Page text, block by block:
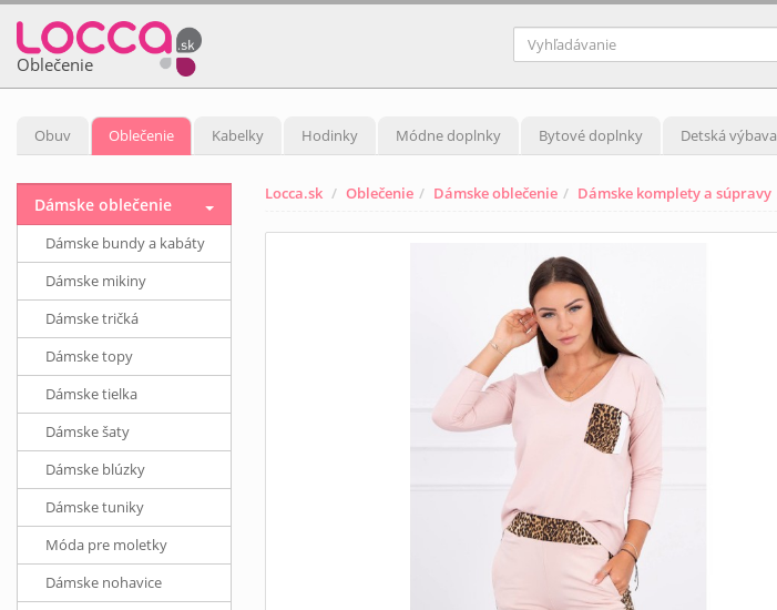
Oblečenie
Obuv Oblečenie Kabelky Hodinky Módne doplnky Bytové doplnky Detská výbava
Locca.sk Oblečenie Dámske oblečenie Dámske komplety a súpravy
Dámske oblečenie
Dámske bundy a kabáty
Dámske mikiny
Dámske tričká
Dámske topy
Dámske tielka
Dámske šaty
Dámske blúzky
Dámske tuniky
Móda pre moletky
Dámske nohavice